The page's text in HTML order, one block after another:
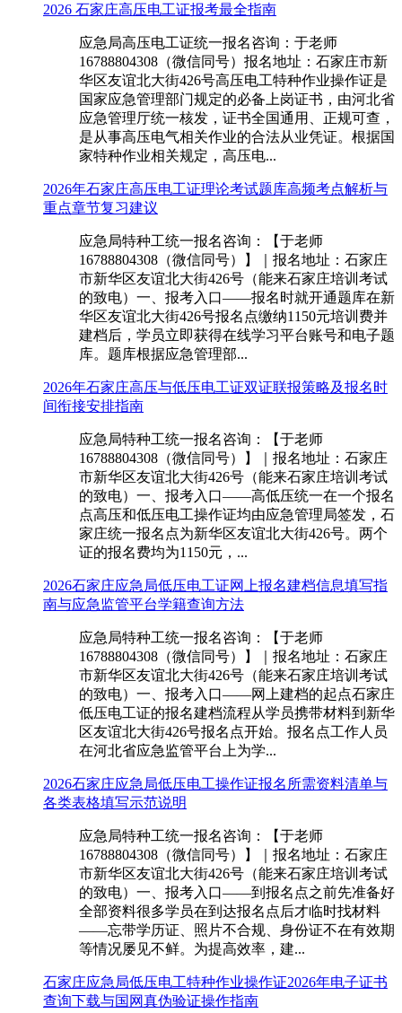
2026 石家庄高压电工证报考最全指南
应急局高压电工证统一报名咨询：于老师
16788804308（微信同号）报名地址：石家庄市新
华区友谊北大街426号高压电工特种作业操作证是
国家应急管理部门规定的必备上岗证书，由河北省
应急管理厅统一核发，证书全国通用、正规可查，
是从事高压电气相关作业的合法从业凭证。根据国
家特种作业相关规定，高压电...
2026年石家庄高压电工证理论考试题库高频考点解析与
重点章节复习建议
应急局特种工统一报名咨询：【于老师
16788804308（微信同号）】｜报名地址：石家庄
市新华区友谊北大街426号（能来石家庄培训考试
的致电）一、报考入口——报名时就开通题库在新
华区友谊北大街426号报名点缴纳1150元培训费并
建档后，学员立即获得在线学习平台账号和电子题
库。题库根据应急管理部...
2026年石家庄高压与低压电工证双证联报策略及报名时
间衔接安排指南
应急局特种工统一报名咨询：【于老师
16788804308（微信同号）】｜报名地址：石家庄
市新华区友谊北大街426号（能来石家庄培训考试
的致电）一、报考入口——高低压统一在一个报名
点高压和低压电工操作证均由应急管理局签发，石
家庄统一报名点为新华区友谊北大街426号。两个
证的报名费均为1150元，...
2026石家庄应急局低压电工证网上报名建档信息填写指
南与应急监管平台学籍查询方法
应急局特种工统一报名咨询：【于老师
16788804308（微信同号）】｜报名地址：石家庄
市新华区友谊北大街426号（能来石家庄培训考试
的致电）一、报考入口——网上建档的起点石家庄
低压电工证的报名建档流程从学员携带材料到新华
区友谊北大街426号报名点开始。报名点工作人员
在河北省应急监管平台上为学...
2026石家庄应急局低压电工操作证报名所需资料清单与
各类表格填写示范说明
应急局特种工统一报名咨询：【于老师
16788804308（微信同号）】｜报名地址：石家庄
市新华区友谊北大街426号（能来石家庄培训考试
的致电）一、报考入口——到报名点之前先准备好
全部资料很多学员在到达报名点后才临时找材料
——忘带学历证、照片不合规、身份证不在有效期
等情况屡见不鲜。为提高效率，建...
石家庄应急局低压电工特种作业操作证2026年电子证书
查询下载与国网真伪验证操作指南